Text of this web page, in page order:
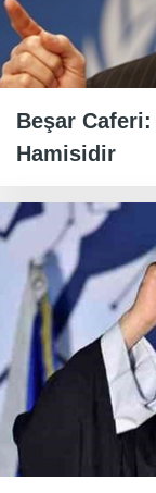
Beşar
Hamisidir